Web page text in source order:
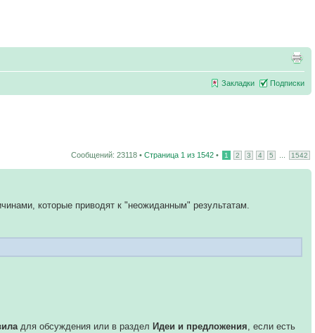
Закладки Подписки
Сообщений: 23118 • Страница 1 из 1542 • 1 2 3 4 5 1542
которые приводят к "неожиданным" результатам.
для обсуждения или в разделИдеи и предложения , если есть